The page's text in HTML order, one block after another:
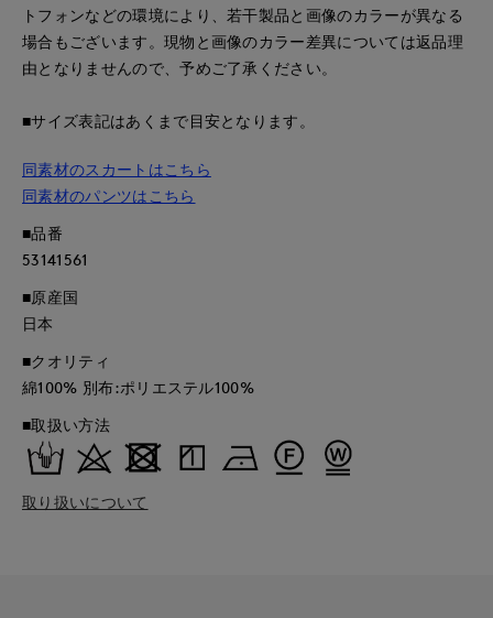
トフォンなどの環境により、若干製品と画像のカラーが異なる
場合もございます。現物と画像のカラー差異については返品理
由となりませんので、予めご了承ください。
■サイズ表記はあくまで目安となります。
同素材のスカートはこちら
同素材のパンツはこちら
■品番
53141561
■原産国
日本
■クオリティ
綿100% 別布:ポリエステル100%
■取扱い方法
取り扱いについて